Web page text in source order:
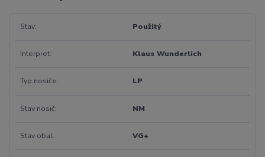
Stav Použitý
Interpret Klaus Wunderlich
Typ nosiče LP
Stav nosič NM
Stav obal VG+